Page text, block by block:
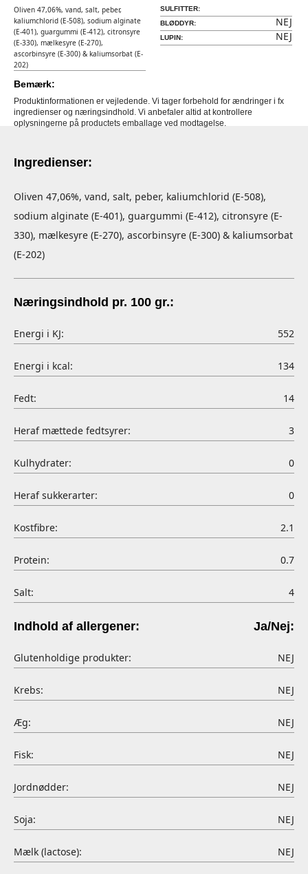
Oliven 47,06%, vand, salt, peber,
kaliumchlorid (E-508), sodium alginate
(E-401), guargummi (E-412), citronsyre
(E-330), mælkesyre (E-270),
ascorbinsyre (E-300) & kaliumsorbat (E-
202)
SULFITTER:
BLØDDYR:
NEJ
LUPIN: NEJ
Bemærk:
Produktinformationen er vejledende. Vi tager forbehold for ændringer i fx
ingredienser og næringsindhold. Vi anbefaler altid at kontrollere
oplysningerne på productets emballage ved modtagelse.
Ingredienser:
Oliven 47,06%, vand, salt, peber, kaliumchlorid (E-508),
sodium alginate (E-401), guargummi (E-412), citronsyre (E-
330), mælkesyre (E-270), ascorbinsyre (E-300) & kaliumsorbat
(E-202)
Næringsindhold pr. 100 gr.:
Energi i KJ: 552
Energi i kcal: 134
Fedt: 14
Heraf mættede fedtsyrer: 3
Kulhydrater: 0
Heraf sukkerarter: 0
Kostfibre: 2.1
Protein: 0.7
Salt: 4
Indhold af allergener: Ja/Nej:
Glutenholdige produkter: NEJ
Krebs: NEJ
Æg: NEJ
Fisk: NEJ
Jordnødder: NEJ
Soja: NEJ
Mælk (lactose): NEJ